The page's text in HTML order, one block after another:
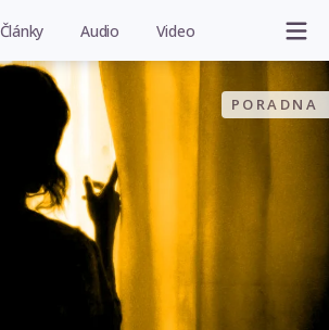
Články Audio Video
PORADNA